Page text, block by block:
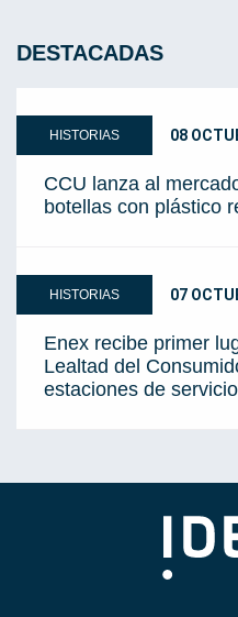
DESTACADAS
HISTORIAS 08
CCU lanza al
botellas con plástico
HISTORIAS 07
Enex recibe primer
Lealtad del
estaciones de